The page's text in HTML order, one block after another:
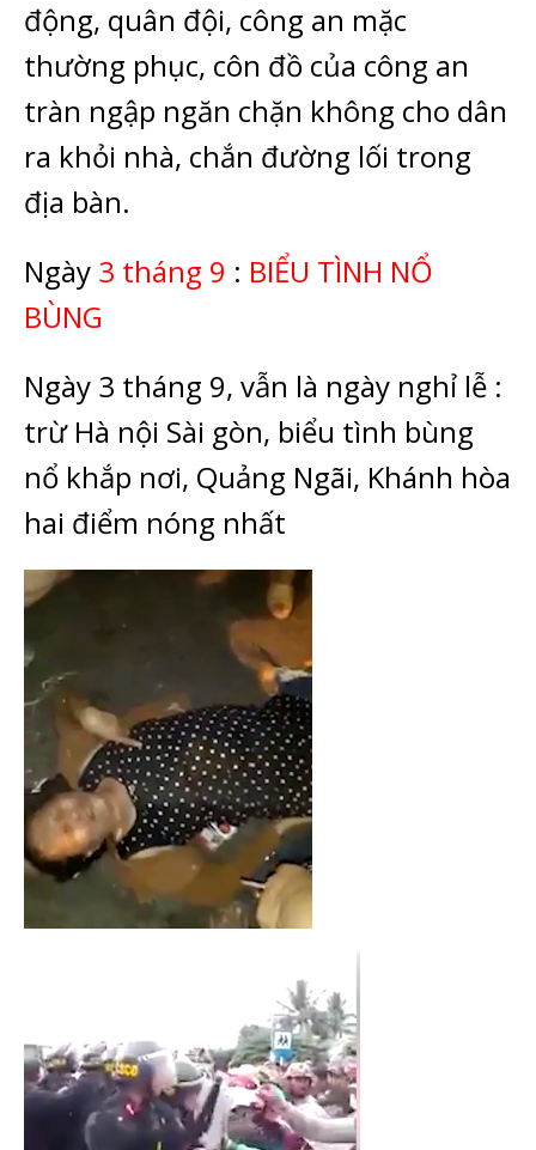
động, quân đội, công an mặc
thường phục, côn đồ của công an
tràn ngập ngăn chặn không cho dân
ra khỏi nhà, chắn đường lối trong
địa bàn.
Ngày 3 tháng 9 : BIỂU TÌNH NỔ
BÙNG
Ngày 3 tháng 9, vẫn là ngày nghỉ lễ :
trừ Hà nội Sài gòn, biểu tình bùng
nổ khắp nơi, Quảng Ngãi, Khánh hòa
hai điểm nóng nhất